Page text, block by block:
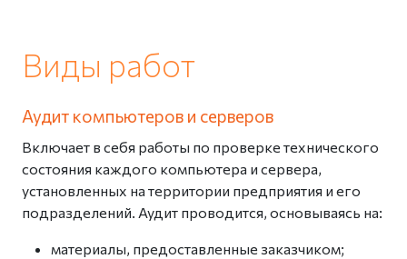
Виды работ
Аудит компьютеров и серверов
Включает в себя работы по проверке технического
состояния каждого компьютера и сервера,
установленных на территории предприятия и его
подразделений. Аудит проводится, основываясь на:
материалы, предоставленные заказчиком;